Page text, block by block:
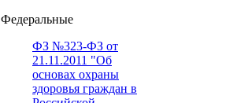
Федеральные
ФЗ №323-ФЗ от
21.11.2011 "Об
основах охраны
здоровья граждан в